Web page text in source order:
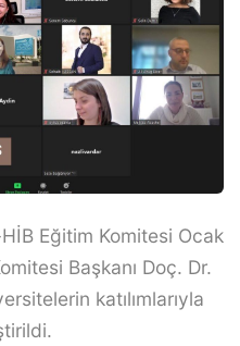
Eğitim Komitesi Ocak
Başkanı Doç. Dr.
katılımlarıyla